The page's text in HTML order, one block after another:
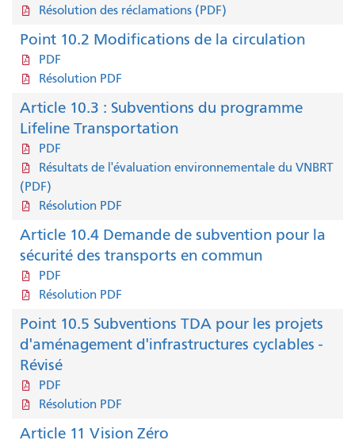
Résolution des réclamations (PDF)
Point 10.2 Modifications de la circulation
PDF
Résolution PDF
Article 10.3 : Subventions du programme
Lifeline Transportation
PDF
Résultats de l'évaluation environnementale du VNBRT
(PDF)
Résolution PDF
Article 10.4 Demande de subvention pour la
sécurité des transports en commun
PDF
Résolution PDF
Point 10.5 Subventions TDA pour les projets
d'aménagement d'infrastructures cyclables -
Révisé
PDF
Résolution PDF
Article 11 Vision Zéro